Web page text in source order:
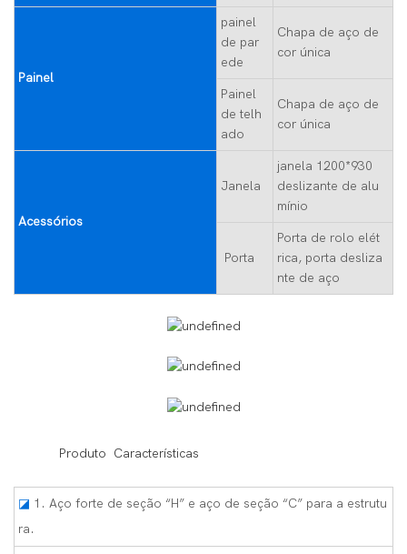
Painel
painel
de par
ede
Chapa de aço de
cor única
Painel
de telh
ado
Chapa de aço de
cor única
Acessórios
Janela
janela 1200*930
deslizante de alu
mínio
Porta
Porta de rolo elét
rica, porta desliza
nte de aço
Produto Características
◪ 1. Aço forte de seção “H” e aço de seção “C” para a estrutu
ra.